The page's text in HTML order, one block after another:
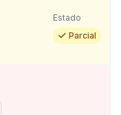
Estado
Parcial